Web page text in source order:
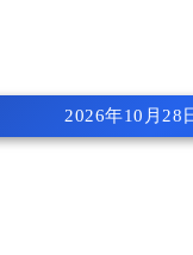
2026年10月28